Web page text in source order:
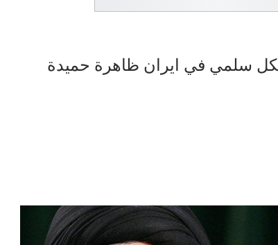
بشكل سلمي في ايران ظاهرة حميدة